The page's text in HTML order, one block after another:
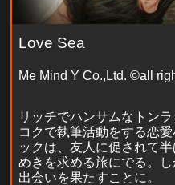
Love Sea
Me Mind Y Co.,Ltd. ©all
リッチでハンサムなトン
コクで執筆活動をする恋
ックは、友人に促されて
めきを求める旅にでる。
出会いを果たすことに。